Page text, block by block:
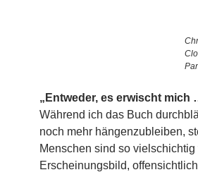
„Entweder, es erwischt mich
Während ich das Buch
noch mehr hängenzubleiben,
Menschen sind so
Erscheinungsbild,